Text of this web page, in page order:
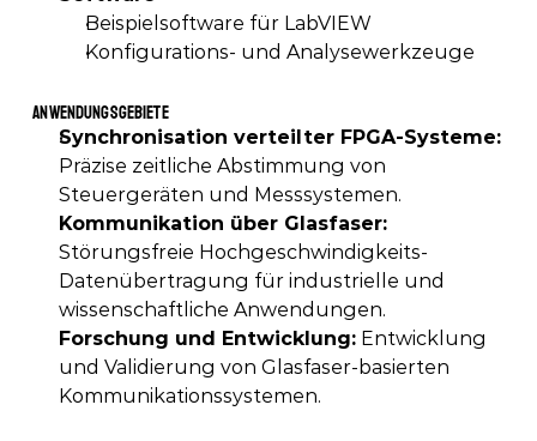
Beispielsoftware für LabVIEW
Konfigurations- und Analysewerkzeuge
Anwendungsgebiete
Synchronisation verteilter FPGA-Systeme:
Präzise zeitliche Abstimmung von
Steuergeräten und Messsystemen.
Kommunikation über Glasfaser:
Störungsfreie Hochgeschwindigkeits-
Datenübertragung für industrielle und
wissenschaftliche Anwendungen.
Forschung und Entwicklung: Entwicklung
und Validierung von Glasfaser-basierten
Kommunikationssystemen.